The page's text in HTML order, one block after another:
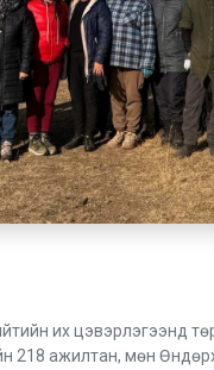
их цэвэрлэгээнд
218 ажилтан, мөн